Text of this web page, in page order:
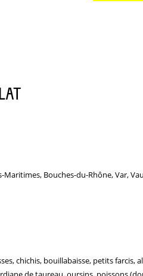
Bouches-du-Rhône, Var,
chichis, bouillabaisse, petits farcis,